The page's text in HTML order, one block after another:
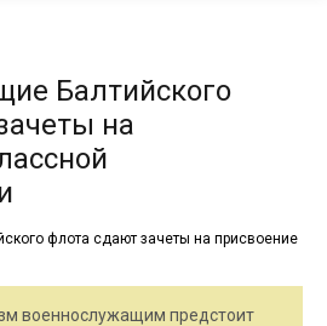
Балтийского
на
военнослужащим предстоит